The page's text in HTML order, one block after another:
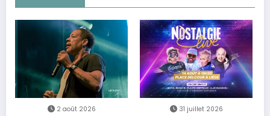
2 août 2026 31 juillet 2026